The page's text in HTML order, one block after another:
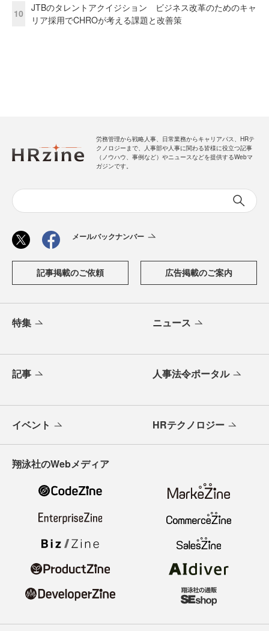
10
JTBのタレントアクイジション ビジネス改革のためのキャ
リア採用でCHROが考える課題と改善策
労務管理から戦略人事、日常業務からキャリアパス、HRテ
クノロジーまで、人事部や人事に関わる皆様に役立つ記事
（ノウハウ、事例など）やニュースなどを提供するWebマ
ガジンです。
メールバックナンバー
記事掲載のご依頼 広告掲載のご案内
特集 ニュース
記事 人事法令ポータル
イベント HRテクノロジー
翔泳社のWebメディア